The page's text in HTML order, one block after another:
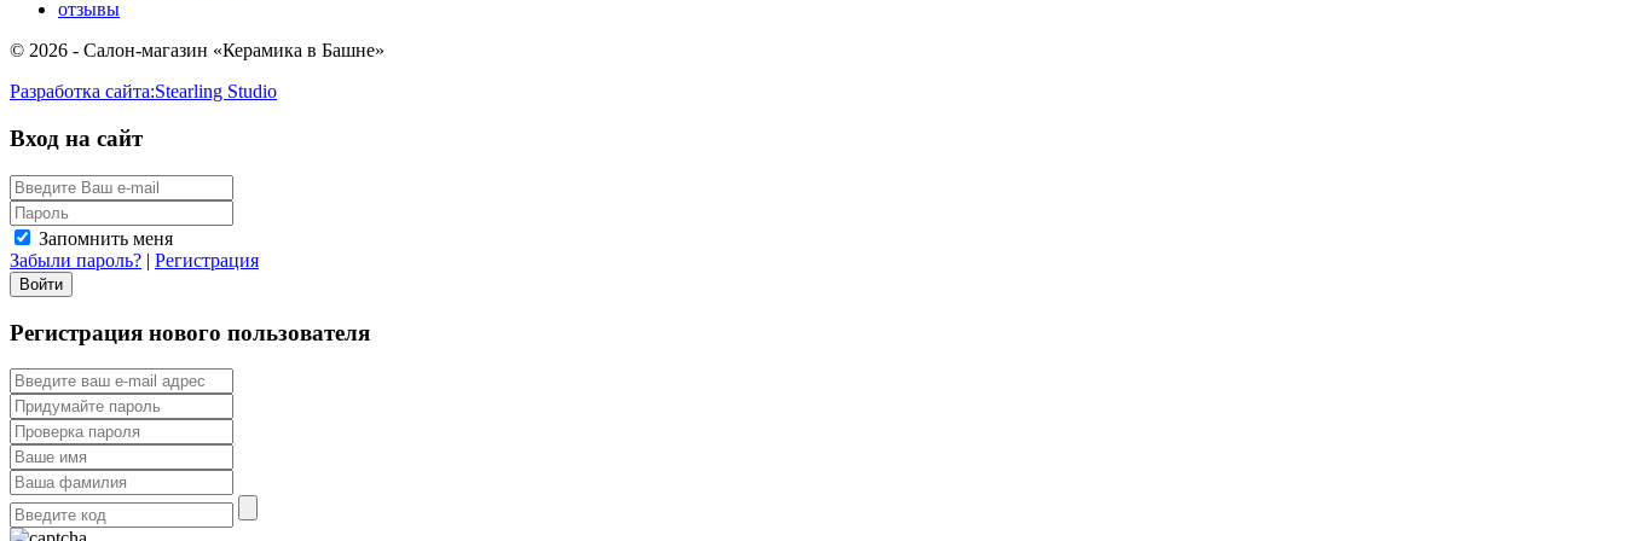
отзывы
© 2026 - Салон-магазин «Керамика в Башне»
Разработка сайта:Stearling Studio
Вход на сайт
Запомнить меня
Забыли пароль? | Регистрация
Регистрация нового пользователя